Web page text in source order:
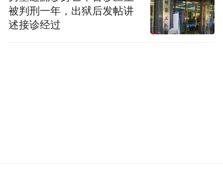
被判刑一年，出狱后发帖讲
述接诊经过